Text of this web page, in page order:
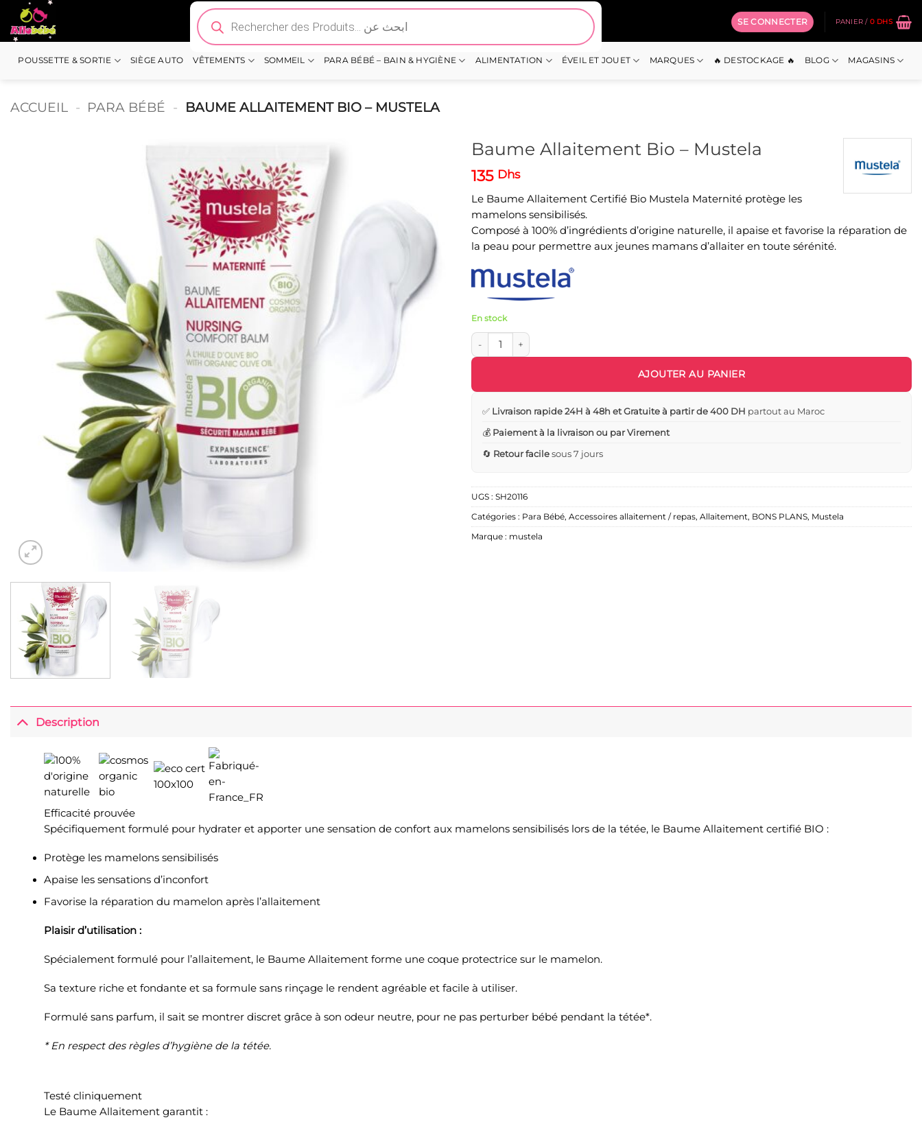
Passer
au
contenu
Recherche
de
produits
SE CONNECTER PANIER / 0 DHS
POUSSETTE & SORTIE SIÈGE AUTO VÊTEMENTS SOMMEIL PARA BÉBÉ – BAIN & HYGIÈNE ALIMENTATION ÉVEIL ET JOUET MARQUES 🔥 DESTOCKAGE 🔥 BLOG MAGASINS
ACCUEIL - PARA BÉBÉ - BAUME ALLAITEMENT BIO – MUSTELA
Baume Allaitement Bio – Mustela
135 Dhs
Le Baume Allaitement Certifié Bio Mustela Maternité protège les
mamelons sensibilisés.
Composé à 100% d’ingrédients d’origine naturelle, il apaise et favorise la réparation de
la peau pour permettre aux jeunes mamans d’allaiter en toute sérénité.
En stock
quantité de Baume Allaitement Bio - Mustela
AJOUTER AU PANIER
✅ Livraison rapide 24H à 48h et Gratuite à partir de 400 DH partout au Maroc
💰 Paiement à la livraison ou par Virement
🔄 Retour facilesous 7 jours
UGS : SH20116
Catégories : Para Bébé, Accessoires allaitement / repas, Allaitement, BONS PLANS, Mustela
Marque : mustela
Description
Efficacité prouvée
Spécifiquement formulé pour hydrater et apporter une sensation de confort aux mamelons sensibilisés lors de la tétée, le Baume Allaitement certifié BIO :
Protège les mamelons sensibilisés
Apaise les sensations d’inconfort
Favorise la réparation du mamelon après l’allaitement
Plaisir d’utilisation :
Spécialement formulé pour l’allaitement, le Baume Allaitement forme une coque protectrice sur le mamelon.
Sa texture riche et fondante et sa formule sans rinçage le rendent agréable et facile à utiliser.
Formulé sans parfum, il sait se montrer discret grâce à son odeur neutre, pour ne pas perturber bébé pendant la tétée*.
* En respect des règles d’hygiène de la tétée.
Testé cliniquement
Le Baume Allaitement garantit :